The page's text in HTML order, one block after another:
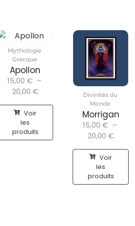
Mythologie
Grecque
Apollon
15,00 € –
20,00 €
Voir
les
produits
Divinités du
Monde
Morrigan
15,00 € –
20,00 €
Voir
les
produits